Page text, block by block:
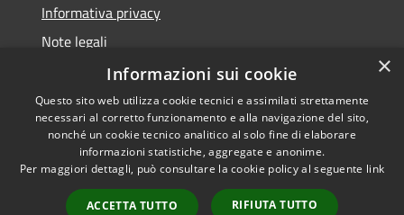
Informativa privacy
Note legali
Dichiarazione di accessibilità
RSS
Accessibilità
Copyright © 2026 • Comune di
Fiesso d'Artico • Powered by
Municipium• Accesso
×
Informazioni sui cookie
Questo sito web utilizza cookie tecnici e assimilati strettamente
necessari al corretto funzionamento e alla navigazione del sito,
nonché un cookie tecnico analitico al solo fine di elaborare
informazioni statistiche, aggregate e anonime.
Per maggiori dettagli, può consultare la cookie policy al seguente link
ACCETTA TUTTO RIFIUTA TUTTO